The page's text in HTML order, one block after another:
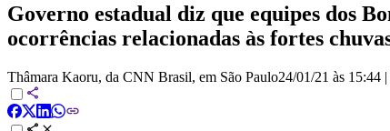
Governo estadual diz que equipes dos
ocorrências relacionadas às fortes
Thâmara Kaoru, da CNN Brasil, em São Paulo24/01/21 às 15:44 |